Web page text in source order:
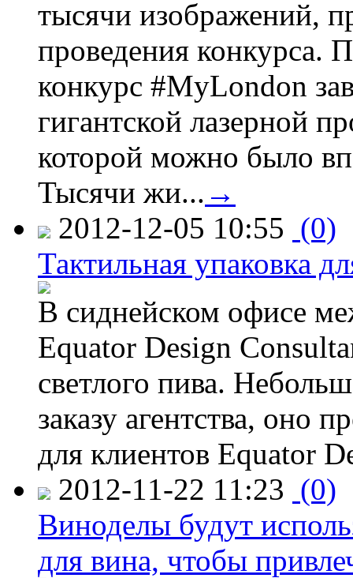
тысячи изображений,
проведения конкурса.
конкурс #MyLondon
гигантской лазерной
которой можно было
Тысячи жи... →
2012-12-05 10:55 (0)
Тактильная упаковка
В сиднейском офисе
Equator Design
светлого пива.
заказу агентства, оно
для клиентов Equator
2012-11-22 11:23 (0)
Виноделы будут
для вина, чтобы